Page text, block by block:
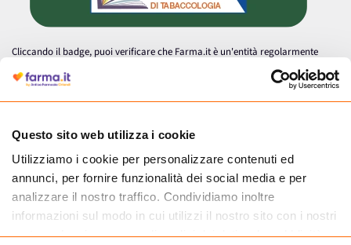
Questo sito web utilizza i cookie
Utilizziamo i cookie per personalizzare contenuti ed
annunci, per fornire funzionalità dei social media e per
analizzare il nostro traffico. Condividiamo inoltre
informazioni sul modo in cui utilizzi il nostro sito con i nostri
partner che si occupano di analisi dei dati web, pubblicità e
Cliccando il badge, puoi verificare che Farma.it è un'entità regolarmente
autorizzata dal Ministero della Salute a effettuare la vendita online di
medicinali.